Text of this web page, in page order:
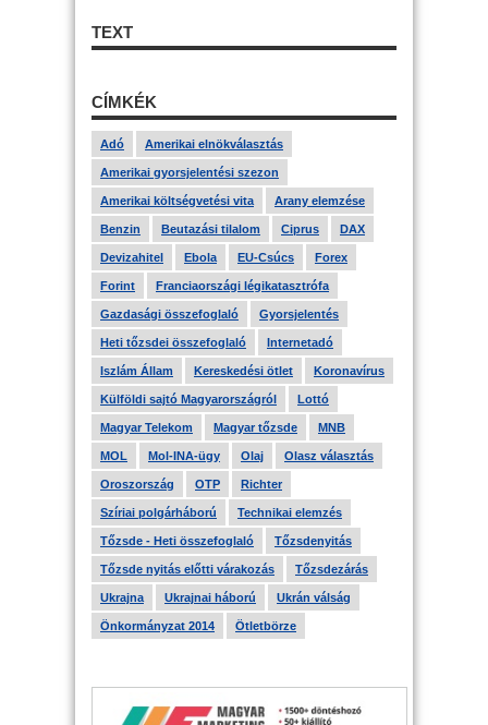
TEXT
CÍMKÉK
Adó Amerikai elnökválasztás
Amerikai gyorsjelentési szezon
Amerikai költségvetési vita Arany elemzése
Benzin Beutazási tilalom Ciprus DAX
Devizahitel Ebola EU-Csúcs Forex
Forint Franciaországi légikatasztrófa
Gazdasági összefoglaló Gyorsjelentés
Heti tőzsdei összefoglaló Internetadó
Iszlám Állam Kereskedési ötlet Koronavírus
Külföldi sajtó Magyarországról Lottó
Magyar Telekom Magyar tőzsde MNB
MOL Mol-INA-ügy Olaj Olasz választás
Oroszország OTP Richter
Szíriai polgárháború Technikai elemzés
Tőzsde - Heti összefoglaló Tőzsdenyitás
Tőzsde nyitás előtti várakozás Tőzsdezárás
Ukrajna Ukrajnai háború Ukrán válság
Önkormányzat 2014 Ötletbörze